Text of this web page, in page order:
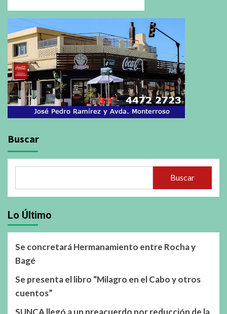
Buscar
Buscar
Lo Último
Se concretará Hermanamiento entre Rocha y
Bagé
Se presenta el libro “Milagro en el Cabo y otros
cuentos”
SUNCA llegó a un preacuerdo por reducción de la